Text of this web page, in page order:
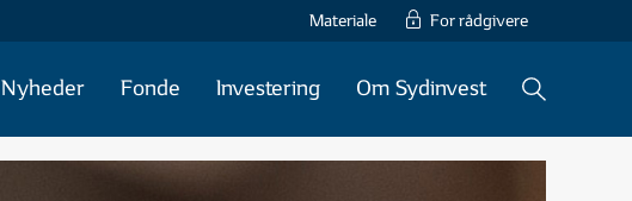
Materiale For rådgivere
Nyheder Fonde Investering Om Sydinvest